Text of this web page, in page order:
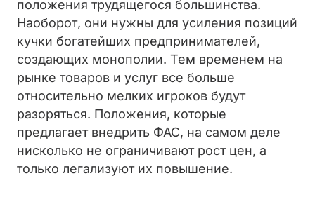
положения трудящегося большинства.
Наоборот, они нужны для усиления позиций
кучки богатейших предпринимателей,
создающих монополии. Тем временем на
рынке товаров и услуг все больше
относительно мелких игроков будут
разоряться. Положения, которые
предлагает внедрить ФАС, на самом деле
нисколько не ограничивают рост цен, а
только легализуют их повышение.